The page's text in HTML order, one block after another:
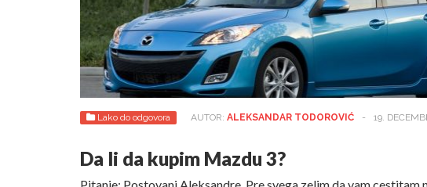
Lako do odgovora AUTOR: ALEKSANDAR TODOROVIĆ - 19.
Da li da kupim Mazdu 3?